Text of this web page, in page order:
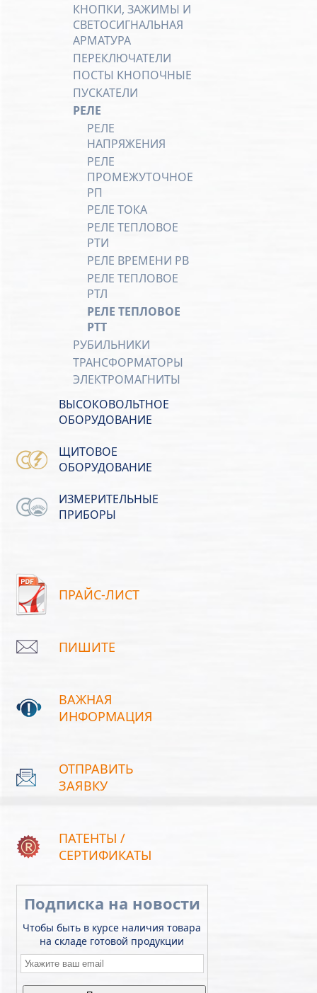
КНОПКИ, ЗАЖИМЫ И
СВЕТОСИГНАЛЬНАЯ
АРМАТУРА
ПЕРЕКЛЮЧАТЕЛИ
ПОСТЫ КНОПОЧНЫЕ
ПУСКАТЕЛИ
РЕЛЕ
РЕЛЕ
НАПРЯЖЕНИЯ
РЕЛЕ
ПРОМЕЖУТОЧНОЕ
РП
РЕЛЕ ТОКА
РЕЛЕ ТЕПЛОВОЕ
РТИ
РЕЛЕ ВРЕМЕНИ РВ
РЕЛЕ ТЕПЛОВОЕ
РТЛ
РЕЛЕ ТЕПЛОВОЕ
РТТ
РУБИЛЬНИКИ
ТРАНСФОРМАТОРЫ
ЭЛЕКТРОМАГНИТЫ
ВЫСОКОВОЛЬТНОЕ
ОБОРУДОВАНИЕ
ЩИТОВОЕ
ОБОРУДОВАНИЕ
ИЗМЕРИТЕЛЬНЫЕ
ПРИБОРЫ
ПРАЙС-ЛИСТ
ПИШИТЕ
ВАЖНАЯ
ИНФОРМАЦИЯ
ОТПРАВИТЬ
ЗАЯВКУ
ПАТЕНТЫ /
СЕРТИФИКАТЫ
Подписка на новости
Чтобы быть в курсе наличия товара
на складе готовой продукции
Email*